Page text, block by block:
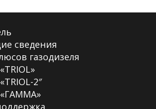
сведения
газодизеля
2″